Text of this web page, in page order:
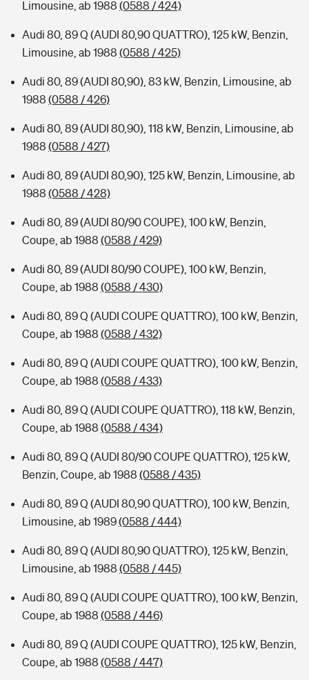
Limousine, ab 1988 (0588 / 424)
Audi 80, 89 Q (AUDI 80,90 QUATTRO), 125 kW, Benzin,
Limousine, ab 1988 (0588 / 425)
Audi 80, 89 (AUDI 80,90), 83 kW, Benzin, Limousine, ab
1988 (0588 / 426)
Audi 80, 89 (AUDI 80,90), 118 kW, Benzin, Limousine, ab
1988 (0588 / 427)
Audi 80, 89 (AUDI 80,90), 125 kW, Benzin, Limousine, ab
1988 (0588 / 428)
Audi 80, 89 (AUDI 80/90 COUPE), 100 kW, Benzin,
Coupe, ab 1988 (0588 / 429)
Audi 80, 89 (AUDI 80/90 COUPE), 100 kW, Benzin,
Coupe, ab 1988 (0588 / 430)
Audi 80, 89 Q (AUDI COUPE QUATTRO), 100 kW, Benzin,
Coupe, ab 1988 (0588 / 432)
Audi 80, 89 Q (AUDI COUPE QUATTRO), 100 kW, Benzin,
Coupe, ab 1988 (0588 / 433)
Audi 80, 89 Q (AUDI COUPE QUATTRO), 118 kW, Benzin,
Coupe, ab 1988 (0588 / 434)
Audi 80, 89 Q (AUDI 80/90 COUPE QUATTRO), 125 kW,
Benzin, Coupe, ab 1988 (0588 / 435)
Audi 80, 89 Q (AUDI 80,90 QUATTRO), 100 kW, Benzin,
Limousine, ab 1989(0588 / 444)
Audi 80, 89 Q (AUDI 80,90 QUATTRO), 125 kW, Benzin,
Limousine, ab 1988 (0588 / 445)
Audi 80, 89 Q (AUDI COUPE QUATTRO), 100 kW, Benzin,
Coupe, ab 1988 (0588 / 446)
Audi 80, 89 Q (AUDI COUPE QUATTRO), 125 kW, Benzin,
Coupe, ab 1988 (0588 / 447)